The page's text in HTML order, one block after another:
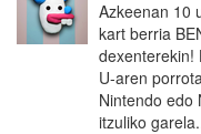
Azkeenan 10
kart berria
dexenterekin!
U-aren
Nintendo edo
itzuliko